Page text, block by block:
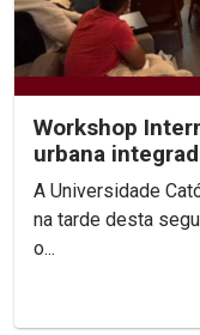
Workshop
urbana
Continental do
A Universidade
na tarde desta
o...